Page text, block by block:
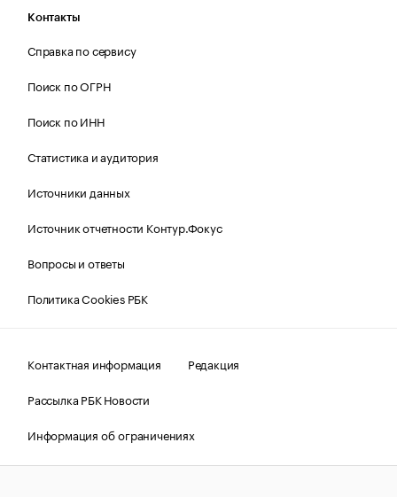
Контакты
Справка по сервису
Поиск по ОГРН
Поиск по ИНН
Статистика и аудитория
Источники данных
Источник отчетности Контур.Фокус
Вопросы и ответы
Политика Cookies РБК
Контактная информация
Редакция
Рассылка РБК Новости
Информация об ограничениях
Правовая информация
О соблюдении авторских прав